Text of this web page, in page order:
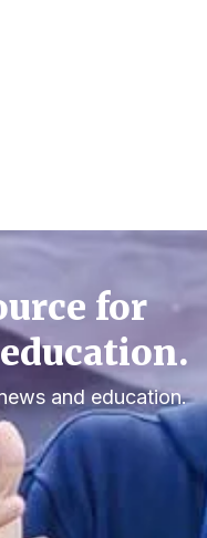
for
and education.